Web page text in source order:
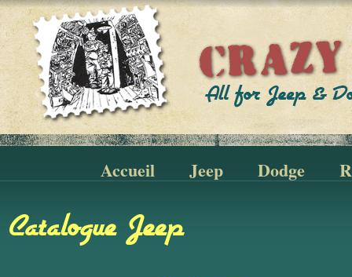
Accueil Jeep Dodge
Catalogue Jeep